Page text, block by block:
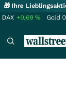
🎁 Ihre
DAX +0,69% Gold